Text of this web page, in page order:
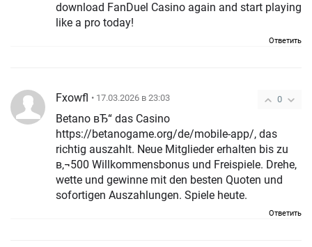
download FanDuel Casino again and start playing
like a pro today!
Ответить
0
Fxowfl • 17.03.2026 в 23:03
Betano вЂ“ das Casino
https://betanogame.org/de/mobile-app/, das
richtig auszahlt. Neue Mitglieder erhalten bis zu
в‚¬500 Willkommensbonus und Freispiele. Drehe,
wette und gewinne mit den besten Quoten und
sofortigen Auszahlungen. Spiele heute.
Ответить